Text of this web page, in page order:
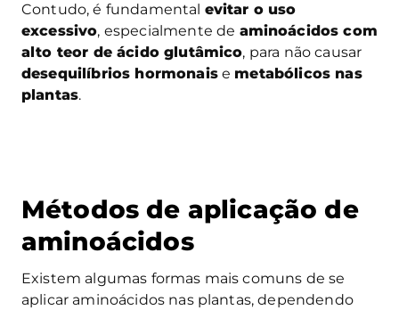
Contudo, é fundamental evitar o uso
excessivo, especialmente de aminoácidos com
alto teor de ácido glutâmico, para não causar
desequilíbrios hormonaise metabólicos nas
plantas.
Métodos de aplicação de
aminoácidos
Existem algumas formas mais comuns de se
aplicar aminoácidos nas plantas, dependendo